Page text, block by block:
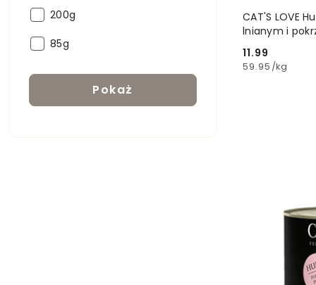
Opakowanie:
200g
Opakowanie:
85g
Pokaż
CAT'S LOVE
lnianym i
Cena:
11.99
59.95 /kg